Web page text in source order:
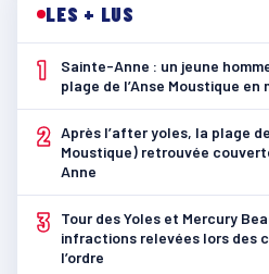
LES + LUS
1
Sainte-Anne : un jeune
plage de l’Anse Moustique en
2 Après l’after yoles, la plage
Moustique) retrouvée
Anne
3
Tour des Yoles et Mercury
infractions relevées lors des
l’ordre